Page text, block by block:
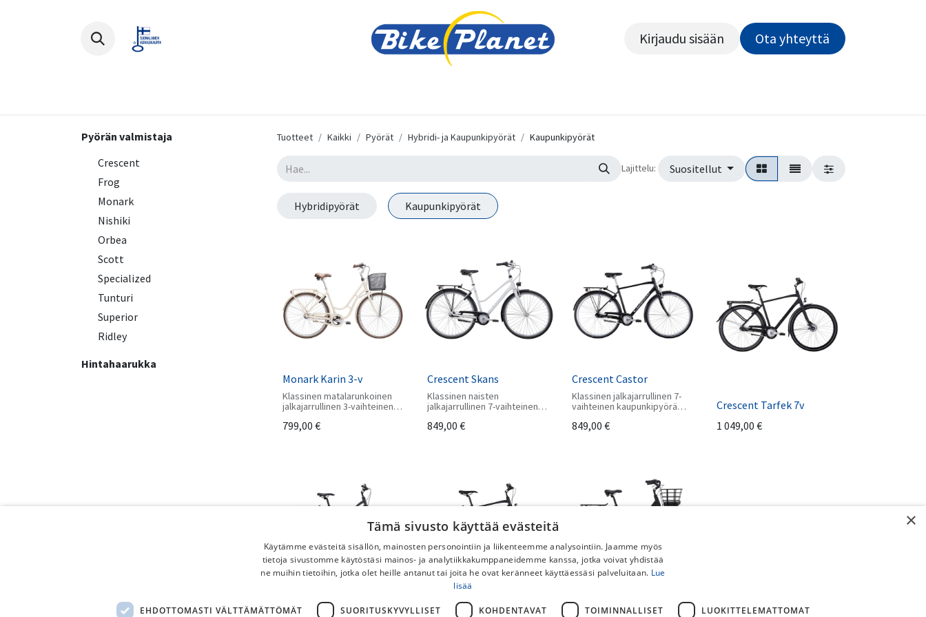
Kirjaudu sisään Ota yhteyttä​​​​​​
Pyörän valmistaja
Crescent
Frog
Monark
Nishiki
Orbea
Scott
Specialized
Tunturi
Superior
Ridley
Hintahaarukka
Tuotteet Kaikki Pyörät Hybridi- ja Kaupunkipyörät Kaupunkipyörät
Lajittelu: Suositellut
Hybridipyörät Kaupunkipyörät
Monark Karin 3-v
Klassinen matalarunkoinen
jalkajarrullinen 3-vaihteinen
lisävarusteilla. Kaksi eri
799,00 €
Crescent Skans
Klassinen naisten
jalkajarrullinen 7-vaihteinen
lisävarusteilla. Kaksi eri
849,00 €
Crescent Castor
Klassinen jalkajarrullinen 7-
vaihteinen kaupunkipyörä
Kaksi eri runkokokoa.
849,00 €
Crescent Tarfek 7v
1 049,00 €
×
Tämä sivusto käyttää evästeitä
Käytämme evästeitä sisällön, mainosten personointiin ja liikenteemme analysointiin. Jaamme myös
tietoja sivustomme käytöstäsi mainos- ja analytiikkakumppaneidemme kanssa, jotka voivat yhdistää
ne muihin tietoihin, jotka olet heille antanut tai joita he ovat keränneet käyttäessäsi palveluitaan. Lue
lisää
EHDOTTOMASTI VÄLTTÄMÄTTÖMÄT SUORITUSKYVYLLISET KOHDENTAVAT TOIMINNALLISET LUOKITTELEMATTOMAT